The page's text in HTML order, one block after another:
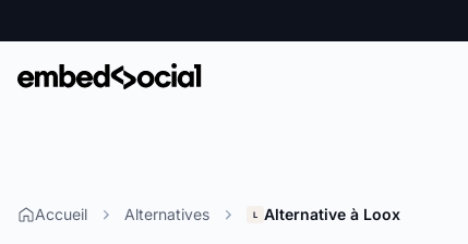
Accueil Alternatives Alternative à Loox